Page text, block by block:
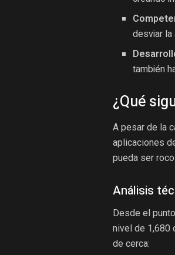
desviar la
también
¿Qué
A pesar de la
aplicaciones
pueda ser
Análisis
Desde el
nivel de 1,680
de cerca: